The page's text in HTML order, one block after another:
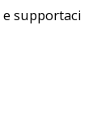
e supportaci